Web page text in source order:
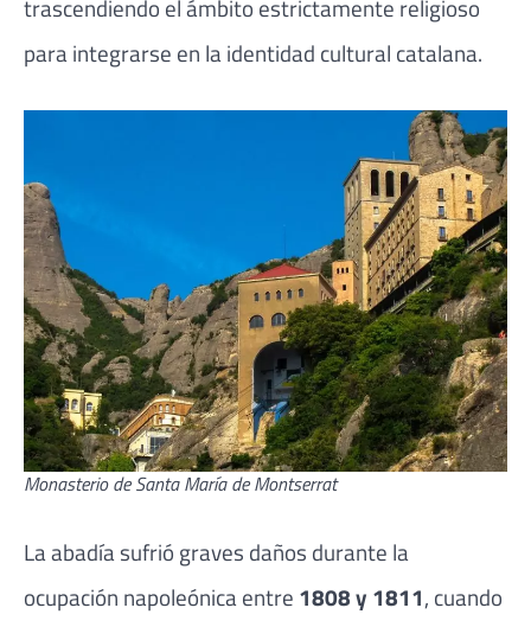
trascendiendo el ámbito estrictamente religioso
para integrarse en la identidad cultural catalana.
Monasterio de Santa María de Montserrat
La abadía sufrió graves daños durante la
ocupación napoleónica entre 1808 y 1811, cuando